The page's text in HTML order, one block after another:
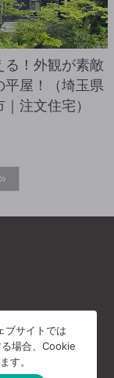
る！外観が素敵
平屋！（埼玉県
注文住宅）
»
ブサイトでは
場合、Cookie
す。